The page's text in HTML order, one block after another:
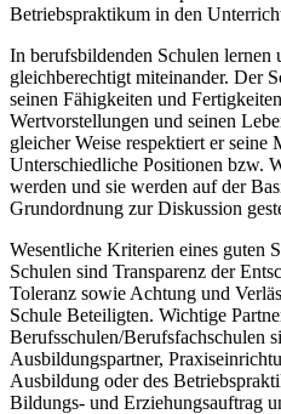
Betriebspraktikum in den
In berufsbildenden Schulen lernen
gleichberechtigt miteinander. Der
seinen Fähigkeiten und
Wertvorstellungen und seinen
gleicher Weise respektiert er
Unterschiedliche Positionen bzw.
werden und sie werden auf der
Grundordnung zur Diskussion
Wesentliche Kriterien eines guten
Schulen sind Transparenz der
Toleranz sowie Achtung und
Schule Beteiligten. Wichtige
Berufsschulen/Berufsfachschulen
Ausbildungspartner,
Ausbildung oder des
Bildungs- und Erziehungsauftrag